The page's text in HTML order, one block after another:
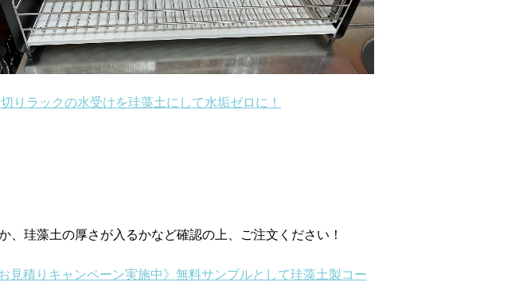
りラックの水受けを珪藻土にして水垢ゼロに！
珪藻土の厚さが入るかなど確認の上、ご注文ください！
お見積りキャンペーン実施中》無料サンプルとして珪藻土製コー